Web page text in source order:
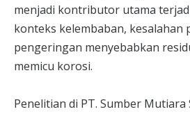
menjadi kontributor utama
konteks kelembaban, kesalahan
pengeringan menyebabkan
memicu korosi.
Penelitian di PT. Sumber